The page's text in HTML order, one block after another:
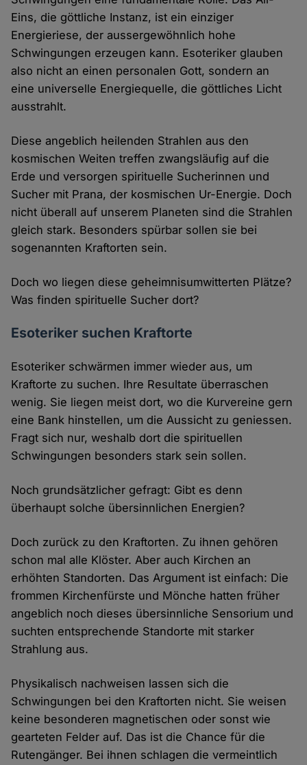
Eins, die göttliche Instanz, ist ein einziger
Energieriese, der aussergewöhnlich hohe
Schwingungen erzeugen kann. Esoteriker glauben
also nicht an einen personalen Gott, sondern an
eine universelle Energiequelle, die göttliches Licht
ausstrahlt.
Diese angeblich heilenden Strahlen aus den
kosmischen Weiten treffen zwangsläufig auf die
Erde und versorgen spirituelle Sucherinnen und
Sucher mit Prana, der kosmischen Ur-Energie. Doch
nicht überall auf unserem Planeten sind die Strahlen
gleich stark. Besonders spürbar sollen sie bei
sogenannten Kraftorten sein.
Doch wo liegen diese geheimnisumwitterten Plätze?
Was finden spirituelle Sucher dort?
Esoteriker suchen Kraftorte
Esoteriker schwärmen immer wieder aus, um
Kraftorte zu suchen. Ihre Resultate überraschen
wenig. Sie liegen meist dort, wo die Kurvereine gern
eine Bank hinstellen, um die Aussicht zu geniessen.
Fragt sich nur, weshalb dort die spirituellen
Schwingungen besonders stark sein sollen.
Noch grundsätzlicher gefragt: Gibt es denn
überhaupt solche übersinnlichen Energien?
Doch zurück zu den Kraftorten. Zu ihnen gehören
schon mal alle Klöster. Aber auch Kirchen an
erhöhten Standorten. Das Argument ist einfach: Die
frommen Kirchenfürste und Mönche hatten früher
angeblich noch dieses übersinnliche Sensorium und
suchten entsprechende Standorte mit starker
Strahlung aus.
Physikalisch nachweisen lassen sich die
Schwingungen bei den Kraftorten nicht. Sie weisen
keine besonderen magnetischen oder sonst wie
gearteten Felder auf. Das ist die Chance für die
Rutengänger. Bei ihnen schlagen die vermeintlich